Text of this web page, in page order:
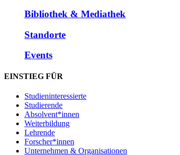
Bibliothek & Mediathek
Standorte
Events
EINSTIEG FÜR
Studieninteressierte
Studierende
Absolvent*innen
Weiterbildung
Lehrende
Forscher*innen
Unternehmen & Organisationen